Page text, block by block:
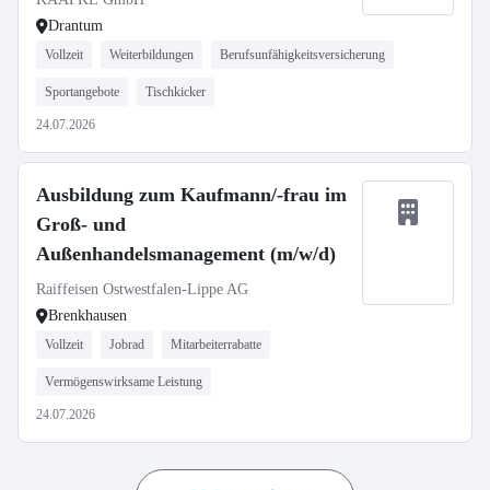
Drantum
Vollzeit Weiterbildungen Berufsunfähigkeitsversicherung
Sportangebote Tischkicker
24.07.2026
Ausbildung zum Kaufmann/-frau im
Groß- und
Außenhandelsmanagement (m/w/d)
Raiffeisen Ostwestfalen-Lippe AG
Brenkhausen
Vollzeit Jobrad Mitarbeiterrabatte
Vermögenswirksame Leistung
24.07.2026